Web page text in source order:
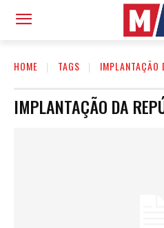
HOME TAGS IMPLANTAÇÃO
IMPLANTAÇÃO DA